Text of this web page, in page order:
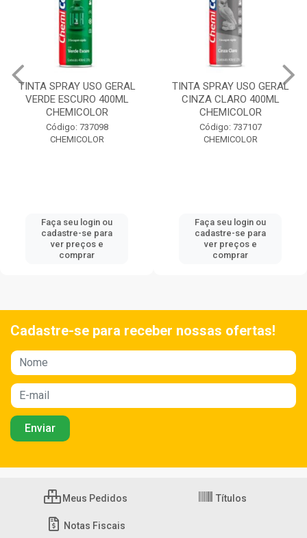
TINTA SPRAY USO GERAL
VERDE ESCURO 400ML
CHEMICOLOR
Código: 737098
CHEMICOLOR
Faça seu login ou
cadastre-se para
ver preços e
comprar
TINTA SPRAY USO GERAL
CINZA CLARO 400ML
CHEMICOLOR
Código: 737107
CHEMICOLOR
Faça seu login ou
cadastre-se para
ver preços e
comprar
Cadastre-se para receber nossas ofertas!
Meus Pedidos Títulos
Notas Fiscais